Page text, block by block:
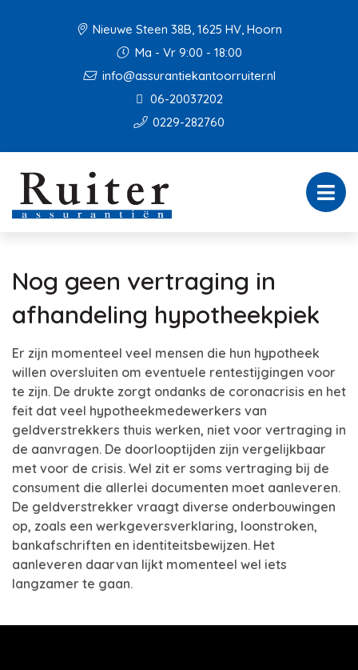
Nieuwe Steen 38B, 1625 HV, Hoorn
Ma - Vr 9:00 - 18:00
info@assurantiekantoorruiter.nl
06-20037202
0229-282760
Nog geen vertraging in
afhandeling hypotheekpiek
Er zijn momenteel veel mensen die hun hypotheek
willen oversluiten om eventuele rentestijgingen voor
te zijn. De drukte zorgt ondanks de coronacrisis en het
feit dat veel hypotheekmedewerkers van
geldverstrekkers thuis werken, niet voor vertraging in
de aanvragen. De doorlooptijden zijn vergelijkbaar
met voor de crisis. Wel zit er soms vertraging bij de
consument die allerlei documenten moet aanleveren.
De geldverstrekker vraagt diverse onderbouwingen
op, zoals een werkgeversverklaring, loonstroken,
bankafschriften en identiteitsbewijzen. Het
aanleveren daarvan lijkt momenteel wel iets
langzamer te gaan.